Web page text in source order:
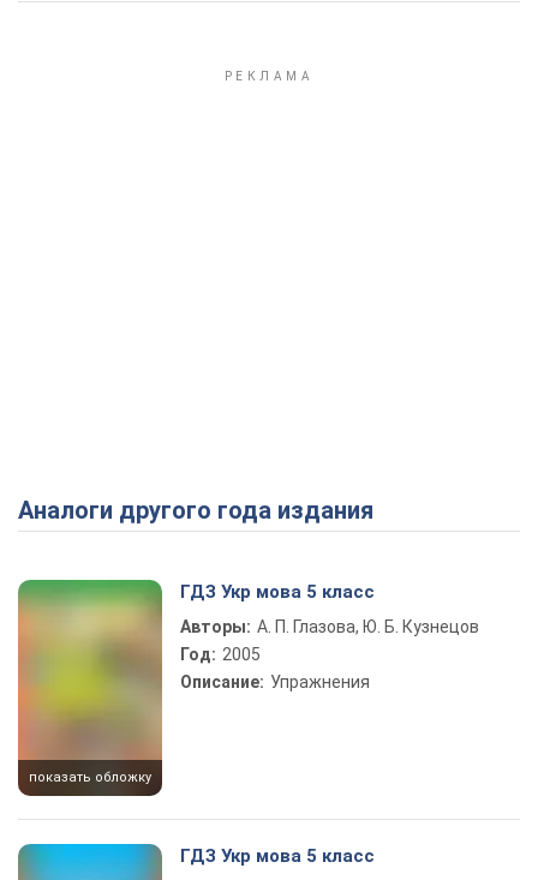
Аналоги другого года издания
показать обложку
ГДЗ Укр мова 5 класс
Авторы: А. П. Глазова, Ю. Б. Кузнецов
Год: 2005
Описание: Упражнения
ГДЗ Укр мова 5 класс